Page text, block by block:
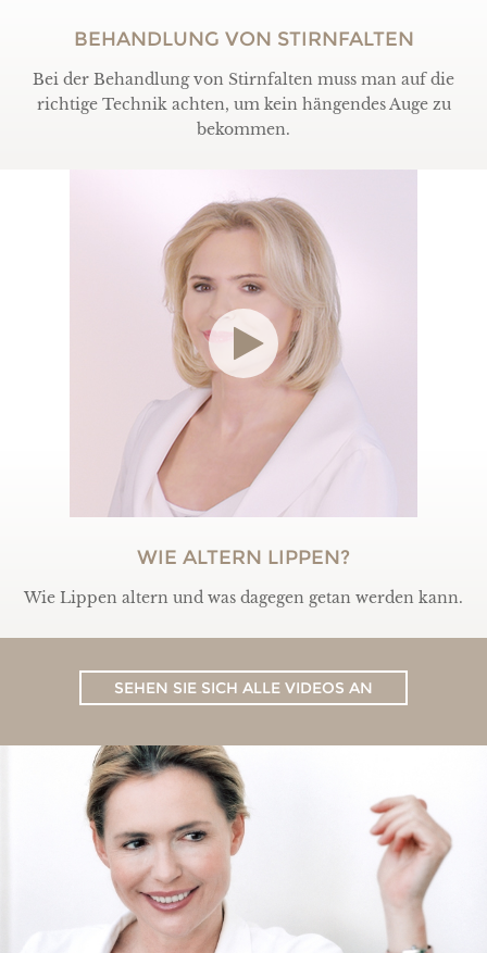
BEHANDLUNG VON STIRNFALTEN
Bei der Behandlung von Stirnfalten muss man auf die
richtige Technik achten, um kein hängendes Auge zu
bekommen.
WIE ALTERN LIPPEN?
Wie Lippen altern und was dagegen getan werden kann.
SEHEN SIE SICH ALLE VIDEOS AN